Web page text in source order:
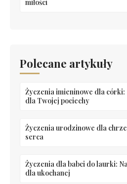
miłości
Polecane artykuły
Życzenia imieninowe dla córki:
dla Twojej pociechy
Życzenia urodzinowe dla
serca
Życzenia dla babci do laurki:
dla ukochanej